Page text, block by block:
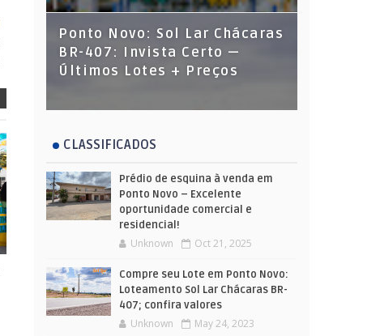
Ponto Novo: Sol Lar Chácaras
BR-407: Invista Certo —
Últimos Lotes + Preços
CLASSIFICADOS
Prédio de esquina à venda em
Ponto Novo – Excelente
oportunidade comercial e
residencial!
Unknown Oct 21, 2025
Compre seu Lote em Ponto Novo:
Loteamento Sol Lar Chácaras BR-
407; confira valores
Unknown May 24, 2023